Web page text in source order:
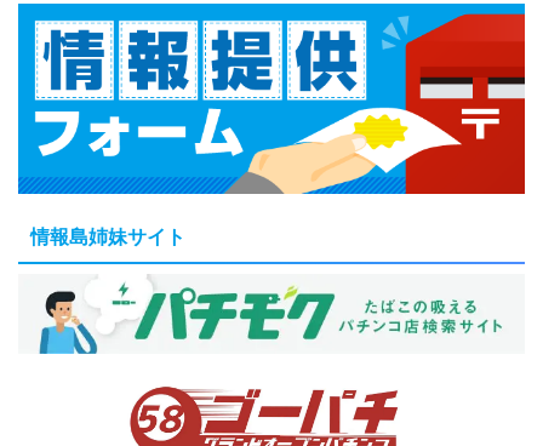
情報島姉妹サイト